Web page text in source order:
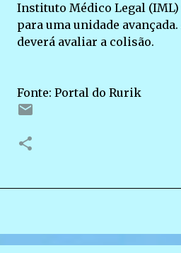
Instituto Médico Legal
para uma unidade
deverá avaliar a colisão.
Fonte: Portal do Rurik